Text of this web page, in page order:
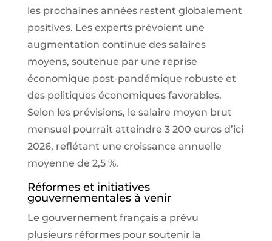
les prochaines années restent globalement
positives. Les experts prévoient une
augmentation continue des salaires
moyens, soutenue par une reprise
économique post-pandémique robuste et
des politiques économiques favorables.
Selon les prévisions, le salaire moyen brut
mensuel pourrait atteindre 3 200 euros d’ici
2026, reflétant une croissance annuelle
moyenne de 2,5 %.
Réformes et initiatives
gouvernementales à venir
Le gouvernement français a prévu
plusieurs réformes pour soutenir la